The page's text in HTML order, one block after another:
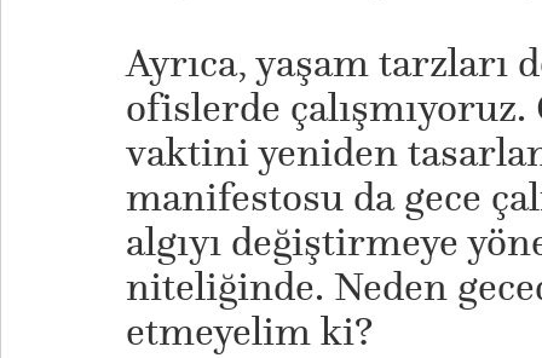
Ayrıca, yaşam tarzları
ofislerde çalışmıyoruz.
vaktini yeniden
manifestosu da gece
algıyı değiştirmeye
niteliğinde. Neden
etmeyelim ki?